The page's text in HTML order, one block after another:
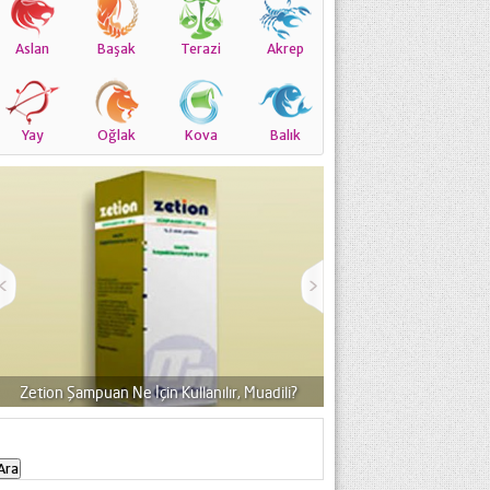
Aslan Başak Terazi Akrep
Yay Oğlak Kova Balık
Dermabel Merhem Neye Yarar, Fiyatı? Travocort Krem
Arama: